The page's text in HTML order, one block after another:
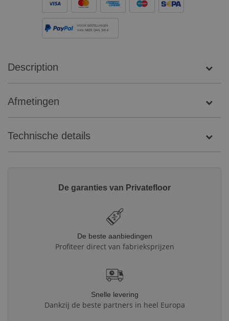
VOOR BESTELLINGEN
VAN MEER DAN 500 €
Description
Afmetingen
Technische details
De garanties van Privatefloor
De beste aanbiedingen
Profiteer direct van fabrieksprijzen
Snelle levering
Dankzij de beste partners in heel Europa